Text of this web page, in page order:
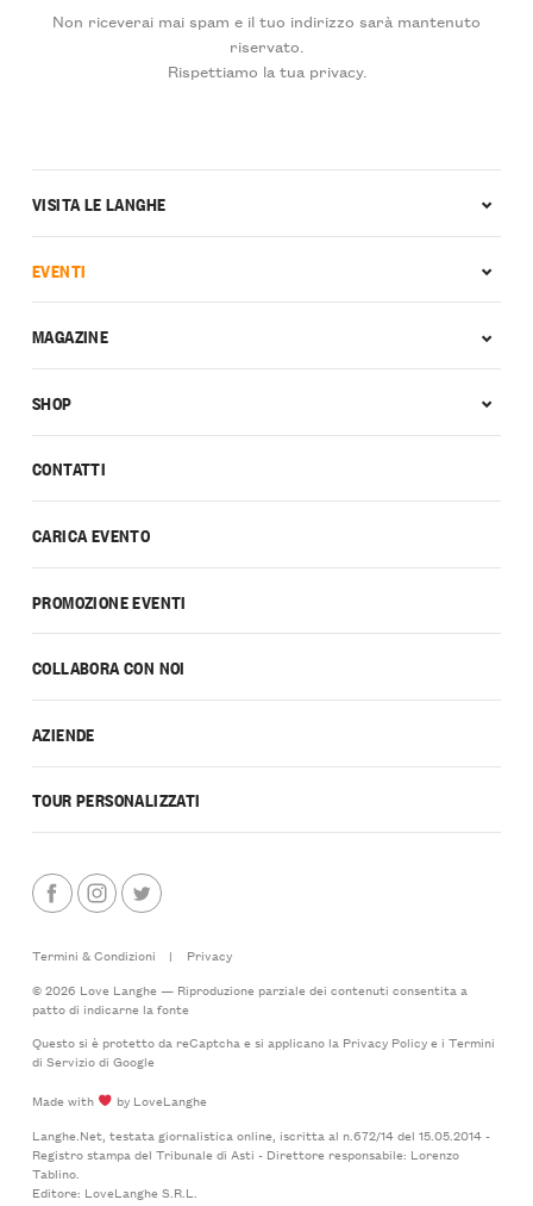
Non riceverai mai spam e il tuo indirizzo sarà mantenuto
riservato.
Rispettiamo la tua privacy.
CONTATTI
CARICA EVENTO
PROMOZIONE EVENTI
COLLABORA CON NOI
AZIENDE
TOUR PERSONALIZZATI
VISITA LE LANGHE
EVENTI
MAGAZINE
SHOP
Termini & Condizioni |
Privacy
© 2026 Love Langhe — Riproduzione parziale dei contenuti consentita a
patto di indicarne la fonte
Questo si è protetto da reCaptcha e si applicano la Privacy Policye i Termini
di Serviziodi Google
Made with
by LoveLanghe
Langhe.Net, testata giornalistica online, iscritta al n.672/14 del 15.05.2014 -
Registro stampa del Tribunale di Asti - Direttore responsabile: Lorenzo
Tablino.
Editore: LoveLanghe S.R.L.